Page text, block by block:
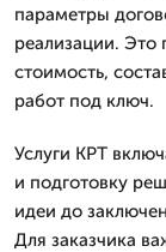
параметры
реализации. Это
стоимость,
работ под ключ.
Услуги КРТ
и подготовку
идеи до
Для заказчика